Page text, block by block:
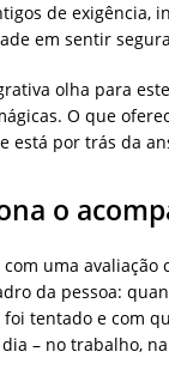
de exigência,
em sentir
olha para
O que
está por trás da
o
com uma
da pessoa:
tentado e com
– no trabalho,